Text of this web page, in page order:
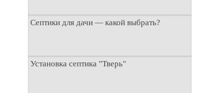
Септики для дачи — какой выбрать?
При строительстве дачи одной из
первоочередных задач становится
Установка септика "Тверь"